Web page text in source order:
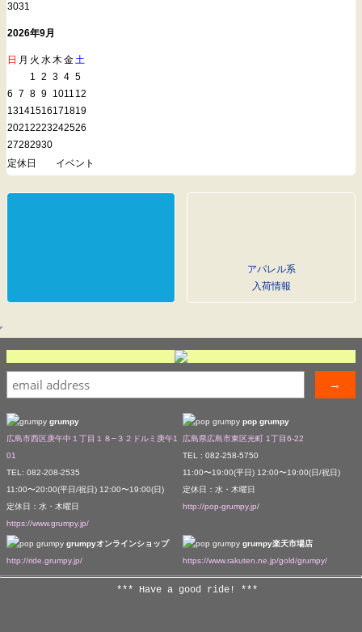
3031
2026年9月
日 月 火 水木金土
1 2 3 4 5
6 7 8 9 1011 12
13141516171819
20212223242526
27282930
定休日
イベント
アパレル系
入荷情報
grumpy
広島市西区庚午中１丁目１８−３２ドルミ庚午1
01
TEL: 082-208-2535
11:00〜20:00(平日/祝日) 12:00〜19:00(日)
定休日：水・木曜日
https://www.grumpy.jp/
pop grumpy
広島県広島市東区光町 1丁目6-22
TEL : 082-258-5750
11:00〜19:00(平日) 12:00〜19:00(日/祝日)
定休日：水・木曜日
http://pop-grumpy.jp/
grumpyオンラインショップ
http://ride.grumpy.jp/
grumpy楽天市場店
https://www.rakuten.ne.jp/gold/grumpy/
*** Have a good ride! ***